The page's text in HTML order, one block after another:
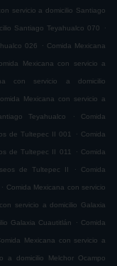
servicio a domicilio Santiago
Santiago Teyahualco 070 .
026 . Comida Mexicana
Mexicana con servicio a
con servicio a domicilio
Mexicana con servicio a
Teyahualco . Comida
de Tultepec II 001 . Comida
de Tultepec II 011 . Comida
de Tultepec II . Comida
. Comida Mexicana con servicio
servicio a domicilio Galaxia
Galaxia Cuautitlán . Comida
Mexicana con servicio a
a domicilio Melchor Ocampo